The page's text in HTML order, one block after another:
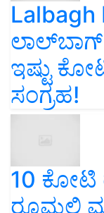
Lalbagh
ಲಾಲ್‌ಬಾಗ್
ಇಷ್ಟು
ಸಂಗ್ರಹ!
10 ಕೋಟಿ
ರೂಮಲ್ಲಿ